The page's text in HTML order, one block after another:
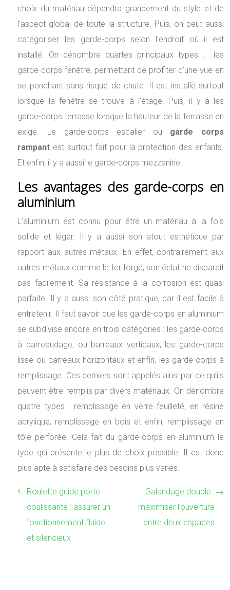
choix du matériau dépendra grandement du style et de
l’aspect global de toute la structure. Puis, on peut aussi
catégoriser les garde-corps selon l’endroit où il est
installé. On dénombre quartes principaux types : les
garde-corps fenêtre, permettant de profiter d’une vue en
se penchant sans risque de chute. Il est installé surtout
lorsque la fenêtre se trouve à l’étage. Puis, il y a les
garde-corps terrasse lorsque la hauteur de la terrasse en
exige. Le garde-corps escalier ou garde corps
rampant est surtout fait pour la protection des enfants.
Et enfin, il y a aussi le garde-corps mezzanine.
Les avantages des garde-corps en
aluminium
L’aluminium est connu pour être un matériau à la fois
solide et léger. Il y a aussi son atout esthétique par
rapport aux autres métaux. En effet, contrairement aux
autres métaux comme le fer forgé, son éclat ne disparait
pas facilement. Sa résistance à la corrosion est quasi
parfaite. Il y a aussi son côté pratique, car il est facile à
entretenir. Il faut savoir que les garde-corps en aluminium
se subdivise encore en trois catégories : les garde-corps
à barreaudage, ou barreaux verticaux, les garde-corps
lisse ou barreaux horizontaux et enfin, les garde-corps à
remplissage. Ces derniers sont appelés ainsi par ce qu’ils
peuvent être remplis par divers matériaux. On dénombre
quatre types : remplissage en verre feuilleté, en résine
acrylique, remplissage en bois et enfin, remplissage en
tôle perforée. Cela fait du garde-corps en aluminium le
type qui présente le plus de choix possible. Il est donc
plus apte à satisfaire des besoins plus variés.
Roulette guide porte
coulissante : assurer un
fonctionnement fluide
et silencieux
Galandage double :
maximiser l’ouverture
entre deux espaces